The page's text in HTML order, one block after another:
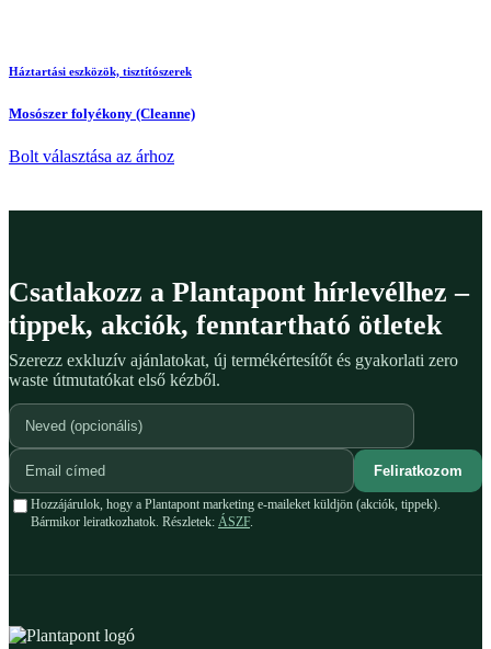
Háztartási eszközök, tisztítószerek
Mosószer folyékony (Cleanne)
Bolt választása az árhoz
Csatlakozz a Plantapont hírlevélhez –
tippek, akciók, fenntartható ötletek
Szerezz exkluzív ajánlatokat, új termékértesítőt és gyakorlati zero
waste útmutatókat első kézből.
Feliratkozom
Hozzájárulok, hogy a Plantapont marketing e-maileket küldjön (akciók, tippek).
Bármikor leiratkozhatok. Részletek: ÁSZF.